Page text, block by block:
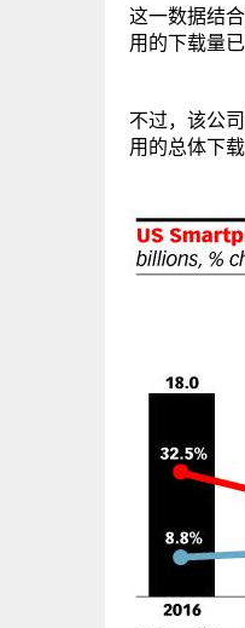
这一数据结
用的下载量
不过，该公
用的总体下